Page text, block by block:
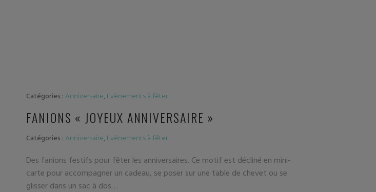
Catégories : Anniversaire,Evènements à fêter
FANIONS « JOYEUX ANNIVERSAIRE »
Catégories : Anniversaire,Evènements à fêter
Des fanions festifs pour fêter les anniversaires. Ce motif est décliné en mini-
carte pour accompagner un cadeau, se poser sur une table de chevet ou se
glisser dans un sac à dos…